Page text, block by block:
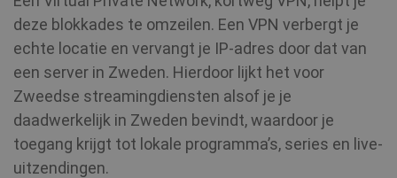
deze blokkades te omzeilen. Een VPN verbergt je
echte locatie en vervangt je IP-adres door dat van
een server in Zweden. Hierdoor lijkt het voor
Zweedse streamingdiensten alsof je je
daadwerkelijk in Zweden bevindt, waardoor je
toegang krijgt tot lokale programma’s, series en live-
uitzendingen.